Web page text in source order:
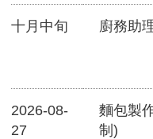
十月中旬 廚務助
2026-08-
27
麵包製
制)